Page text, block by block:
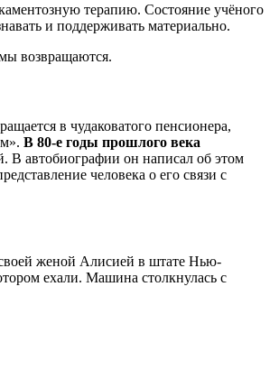
терапию. Состояние учёного
и поддерживать материально.
возвращаются.
в чудаковатого пенсионера,
В 80-е годы прошлого века
В автобиографии он написал об этом
человека о его связи с
своей женой Алисией в штате Нью-
ехали. Машина столкнулась с